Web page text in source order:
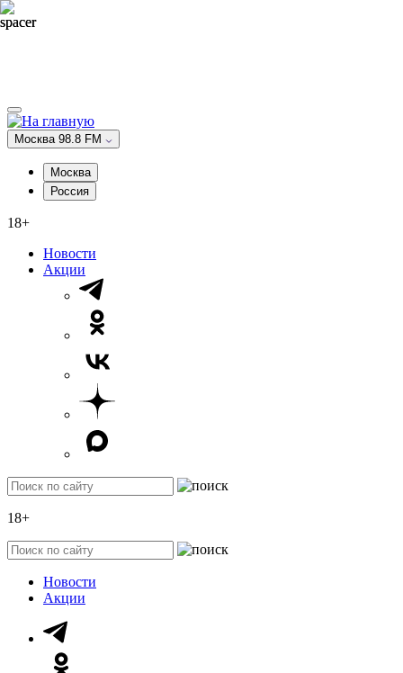
Москва 98.8 FM
Москва
Россия
18+
Новости
Акции
18+
Новости
Акции